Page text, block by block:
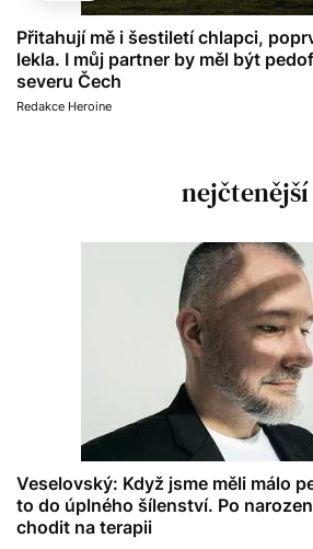
Přitahují mě i šestiletí chlapci,
lekla. I můj partner by měl být
severu Čech
Redakce Heroine
nejčtenější
Veselovský: Když jsme měli málo
to do úplného šílenství. Po
chodit na terapii